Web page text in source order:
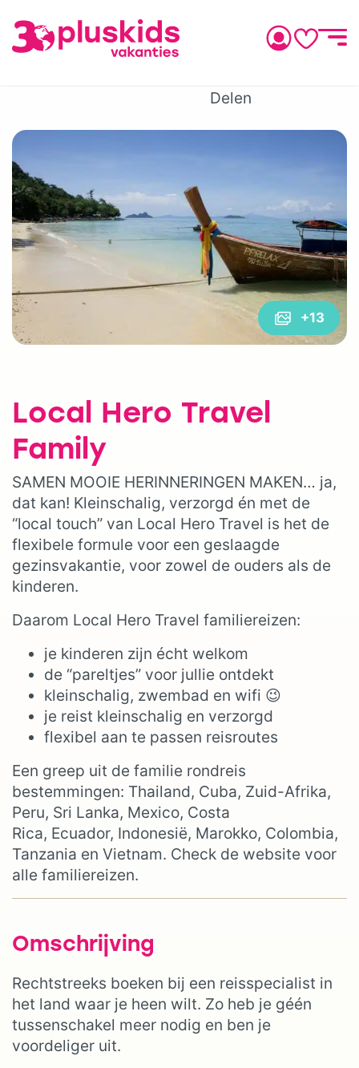
Delen
+13
Local Hero Travel
Family
SAMEN MOOIE HERINNERINGEN MAKEN… ja,
dat kan! Kleinschalig, verzorgd én met de
“local touch” van Local Hero Travel is het de
flexibele formule voor een geslaagde
gezinsvakantie, voor zowel de ouders als de
kinderen.
Daarom Local Hero Travel familiereizen:
je kinderen zijn écht welkom
de “pareltjes” voor jullie ontdekt
kleinschalig, zwembad en wifi 😉
je reist kleinschalig en verzorgd
flexibel aan te passen reisroutes
Een greep uit de familie rondreis
bestemmingen: Thailand, Cuba, Zuid-Afrika,
Peru, Sri Lanka, Mexico, Costa
Rica, Ecuador, Indonesië, Marokko, Colombia,
Tanzania en Vietnam. Check de website voor
alle familiereizen.
Omschrijving
Rechtstreeks boeken bij een reisspecialist in
het land waar je heen wilt. Zo heb je géén
tussenschakel meer nodig en ben je
voordeliger uit.